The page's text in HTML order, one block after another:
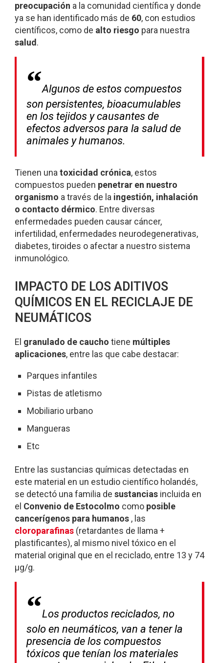
preocupación a la comunidad científica y donde
ya se han identificado más de 60, con estudios
científicos, como de alto riesgo para nuestra
salud.
Algunos de estos compuestos
son persistentes, bioacumulables
en los tejidos y causantes de
efectos adversos para la salud de
animales y humanos.
Tienen unatoxicidad crónica, estos
compuestos pueden penetrar en nuestro
organismo a través de la ingestión, inhalación
o contacto dérmico. Entre diversas
enfermedades pueden causar cáncer,
infertilidad, enfermedades neurodegenerativas,
diabetes, tiroides o afectar a nuestro sistema
inmunológico.
IMPACTO DE LOS ADITIVOS
QUÍMICOS EN EL RECICLAJE DE
NEUMÁTICOS
El granulado de caucho tiene múltiples
aplicaciones, entre las que cabe destacar:
Parques infantiles
Pistas de atletismo
Mobiliario urbano
Mangueras
Etc
Entre las sustancias químicas detectadas en
este material en un estudio científico holandés,
se detectó una familia de sustancias incluida en
el Convenio de Estocolmo como posible
cancerígenos para humanos , las
cloroparafinas (retardantes de llama +
plastificantes), al mismo nivel tóxico en el
material original que en el reciclado, entre 13 y 74
µg/g.
Los productos reciclados, no
solo en neumáticos, van a tener la
presencia de los compuestos
tóxicos que tenían los materiales